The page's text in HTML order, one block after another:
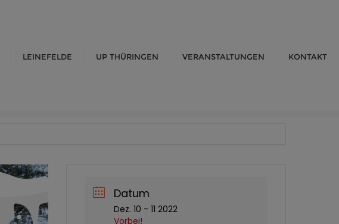
LEINEFELDE UP THÜRINGEN VERANSTALTUNGEN KONTAKT
Datum
Dez. 10 - 11 2022
Vorbei!